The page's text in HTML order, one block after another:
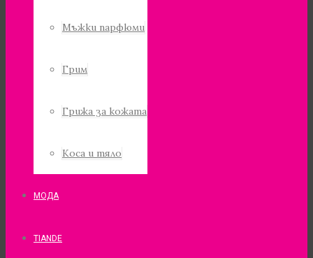
Мъжки парфюми
Грим
Грижа за кожата
Коса и тяло
МОДА
TIANDE